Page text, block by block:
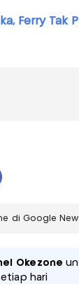
Ferry Tak
di Google
Okezone
hari